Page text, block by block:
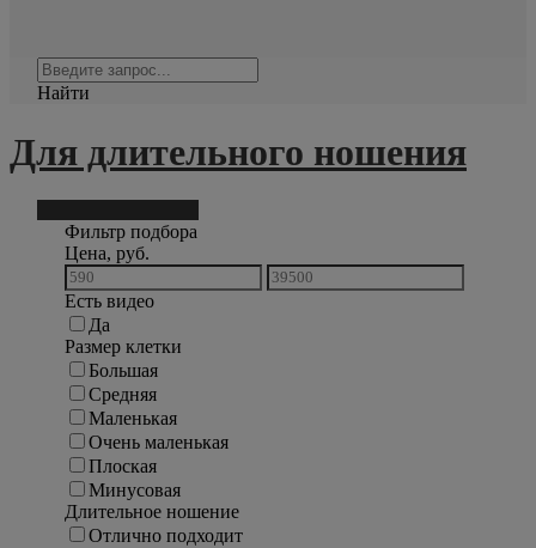
Найти
Для длительного ношения
Фильтр подбора
Цена, руб.
Есть видео
Да
Размер клетки
Большая
Средняя
Маленькая
Очень маленькая
Плоская
Минусовая
Длительное ношение
Отлично подходит